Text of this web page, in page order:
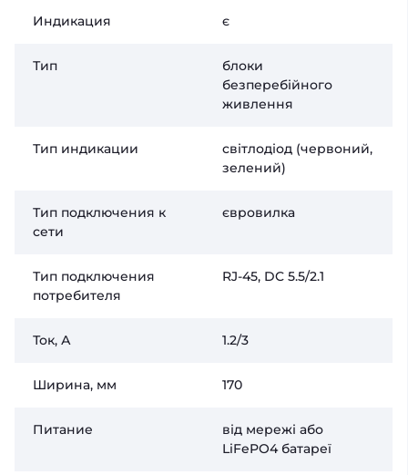
Индикация є
Тип
блоки
безперебійного
живлення
Тип индикации
світлодіод (червоний,
зелений)
Тип подключения к
сети
євровилка
Тип подключения
потребителя
RJ-45, DC 5.5/2.1
Ток, А 1.2/3
Ширина, мм 170
Питание
від мережі або
LiFePO4 батареї